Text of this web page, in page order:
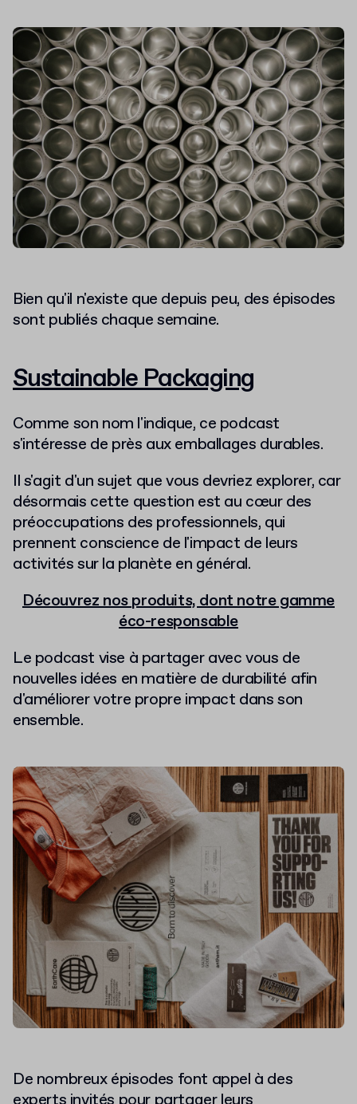
Bien qu'il n'existe que depuis peu, des épisodes
sont publiés chaque semaine.
Sustainable Packaging
Comme son nom l'indique, ce podcast
s'intéresse de près aux emballages durables.
Il s'agit d'un sujet que vous devriez explorer, car
désormais cette question est au cœur des
préoccupations des professionnels, qui
prennent conscience de l'impact de leurs
activités sur la planète en général.
Découvrez nos produits, dont notre gamme
éco-responsable
Le podcast vise à partager avec vous de
nouvelles idées en matière de durabilité afin
d'améliorer votre propre impact dans son
ensemble.
De nombreux épisodes font appel à des